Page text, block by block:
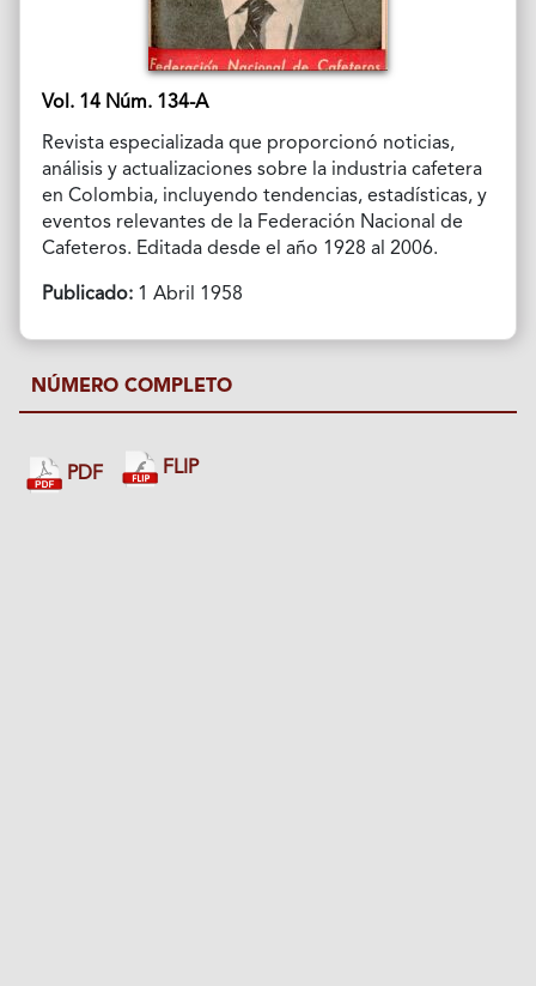
Vol. 14 Núm. 134-A
Revista especializada que proporcionó noticias,
análisis y actualizaciones sobre la industria cafetera
en Colombia, incluyendo tendencias, estadísticas, y
eventos relevantes de la Federación Nacional de
Cafeteros. Editada desde el año 1928 al 2006.
Publicado:1 Abril 1958
NÚMERO COMPLETO
PDF FLIP